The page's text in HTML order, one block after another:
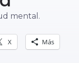
mental.
X Más